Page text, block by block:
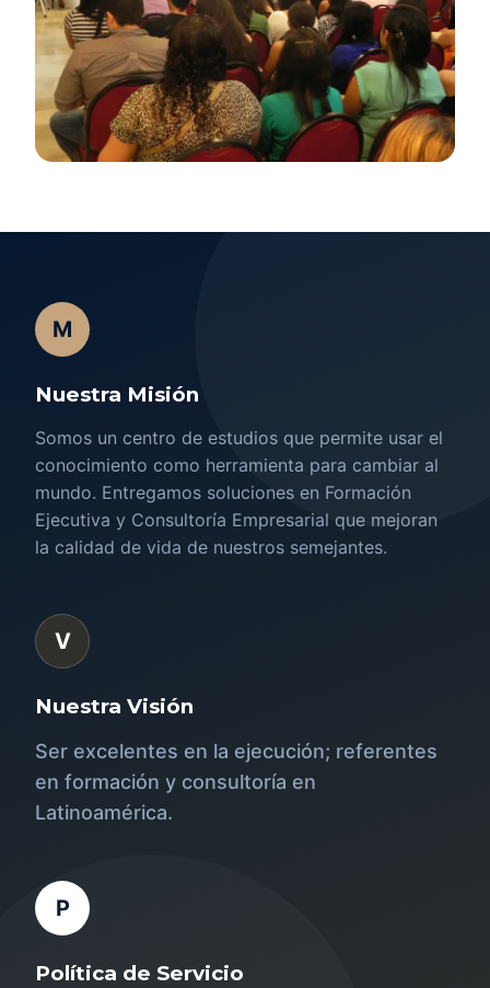
M
Nuestra Misión
Somos un centro de estudios que permite usar el
conocimiento como herramienta para cambiar al
mundo. Entregamos soluciones en Formación
Ejecutiva y Consultoría Empresarial que mejoran
la calidad de vida de nuestros semejantes.
V
Nuestra Visión
Ser excelentes en la ejecución; referentes
en formación y consultoría en
Latinoamérica.
P
Política de Servicio